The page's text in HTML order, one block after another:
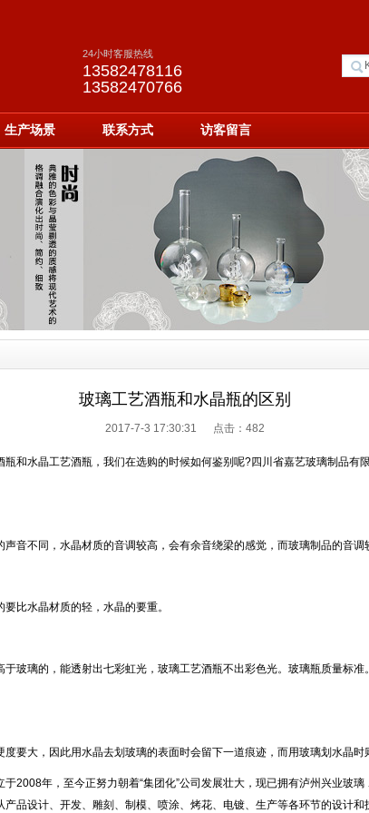
24小时客服热线
13582478116
13582470766
生产场景 联系方式 访客留言
玻璃工艺酒瓶和水晶瓶的区别
2017-7-3 17:30:31 点击： 482
水晶工艺酒瓶，我们在选购的时候如何鉴别呢?四川省嘉艺玻璃制品有
不同，水晶材质的音调较高，会有余音绕梁的感觉，而玻璃制品的音调
比水晶材质的轻，水晶的要重。
璃的，能透射出七彩虹光，玻璃工艺酒瓶不出彩色光。玻璃瓶质量标准
大，因此用水晶去划玻璃的表面时会留下一道痕迹，而用玻璃划水晶时
年，至今正努力朝着“集团化”公司发展壮大，现已拥有泸州兴业玻璃
品设计、开发、雕刻、制模、喷涂、烤花、电镀、生产等各环节的设计和